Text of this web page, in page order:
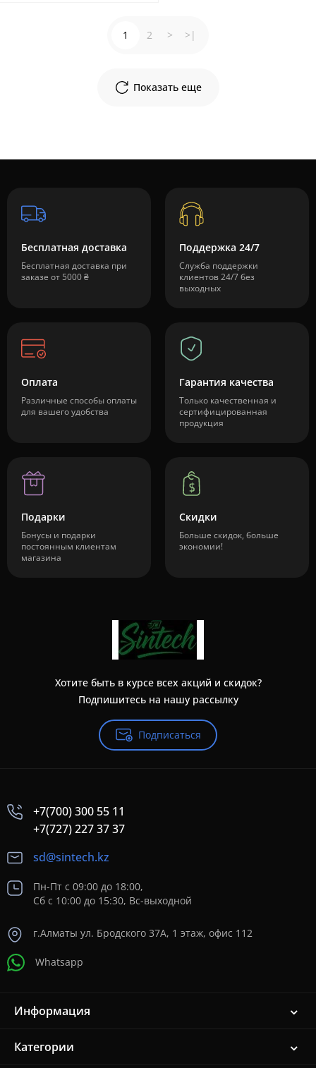
Показать еще
1 2 > >|
Бесплатная доставка
Бесплатная доставка при
заказе от 5000 ₴
Поддержка 24/7
Служба поддержки
клиентов 24/7 без
выходных
Оплата
Различные способы оплаты
для вашего удобства
Гарантия качества
Только качественная и
сертифицированная
продукция
Подарки
Бонусы и подарки
постоянным клиентам
магазина
Скидки
Больше скидок, больше
экономии!
Хотите быть в курсе всех акций и скидок?
Подпишитесь на нашу рассылку
Подписаться
+7(700) 300 55 11
+7(727) 227 37 37
sd@sintech.kz
Пн-Пт с 09:00 до 18:00,
Сб с 10:00 до 15:30, Вс-выходной
г.Алматы ул. Бродского 37A, 1 этаж, офис 112
Whatsapp
Информация
Категории